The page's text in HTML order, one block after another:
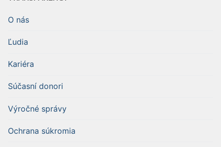
O nás
Ľudia
Kariéra
Súčasní donori
Výročné správy
Ochrana súkromia